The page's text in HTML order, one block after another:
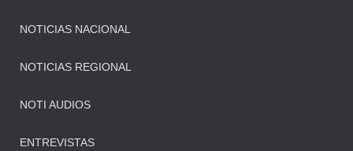
NOTICIAS NACIONAL
NOTICIAS REGIONAL
NOTI AUDIOS
ENTREVISTAS